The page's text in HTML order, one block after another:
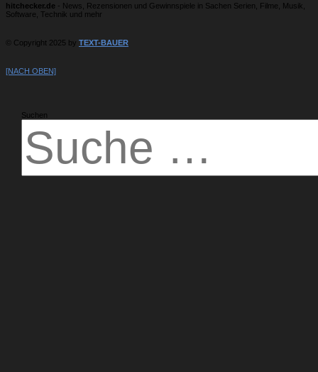
hitchecker.de - News, Rezensionen und Gewinnspiele in Sachen Serien, Filme, Musik,
Software, Technik und mehr
© Copyright 2025 by TEXT-BAUER
[NACH OBEN]
Suchen